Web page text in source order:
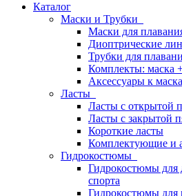
Каталог
Маски и Трубки
Маски для
Диоптрические
Трубки для
Комплекты: маска
Аксессуары к
Ласты
Ласты с открытой
Ласты с закрытой
Короткие ласты
Комплектующие и
Гидрокостюмы
Гидрокостюмы для
спорта
Гидрокостюмы для